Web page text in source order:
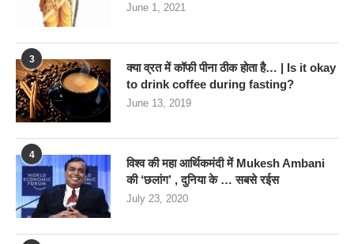
June 1, 2021
3
क्या व्रत में कॉफी पीना ठीक होता है… | Is it okay
to drink coffee during fasting?
June 13, 2019
4
विश्व की महा आर्थिकमंदी में Mukesh Ambani
की ‘छलांग’ , दुनिया के … सबसे रईस
July 23, 2020